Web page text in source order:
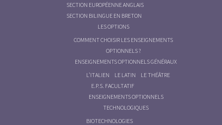
SECTION EUROPÉENNE ANGLAIS
SECTION BILINGUE EN BRETON
LES OPTIONS
COMMENT CHOISIR LES ENSEIGNEMENTS
OPTIONNELS ?
ENSEIGNEMENTS OPTIONNELS GÉNÉRAUX
L’ITALIEN
LE LATIN
LE THÉÂTRE
E.P.S. FACULTATIF
ENSEIGNEMENTS OPTIONNELS
TECHNOLOGIQUES
BIOTECHNOLOGIES